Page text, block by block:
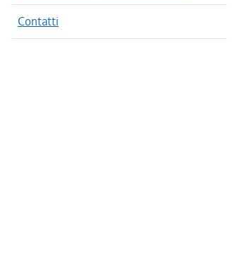
Contatti